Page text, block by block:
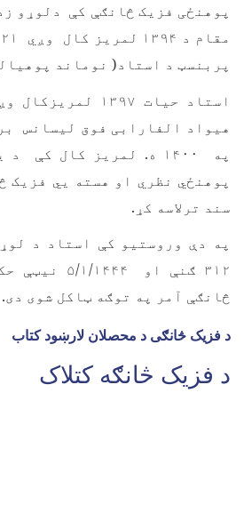
پوهنځی فزیک څانګې کې دلوړو
پربنسټ د استاد( نوماند
هیواد الفارابی فوق لیسانس
په ۱۴۰۰ ه. لمریز کال
پوهنځي نظري او هسته یي فزیک
سند ترلاسه کړ.
په دې وروستیو کې استاد د
۳۱۲ ګنې او
څانګې آمر په توګه ټاکل شوی دی.
د فزیک څانګی د محصلان لارښود کتاب
د فزیک څانګه کتلاک